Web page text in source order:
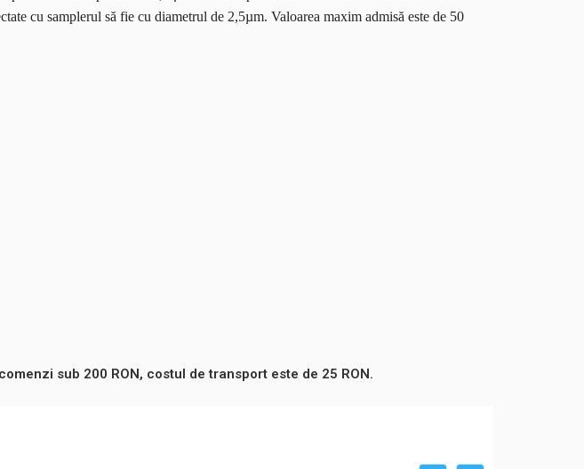
cu samplerul să fie cu diametrul de 2,5µm. Valoarea maxim admisă este de 50
sub 200 RON, costul de transport este de 25 RON.